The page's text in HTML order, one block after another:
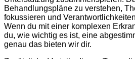
Behandlungspläne zu verstehen,
fokussieren und
Wenn du mit einer komplexen
du, wie wichtig es ist, eine
genau das bieten wir dir.